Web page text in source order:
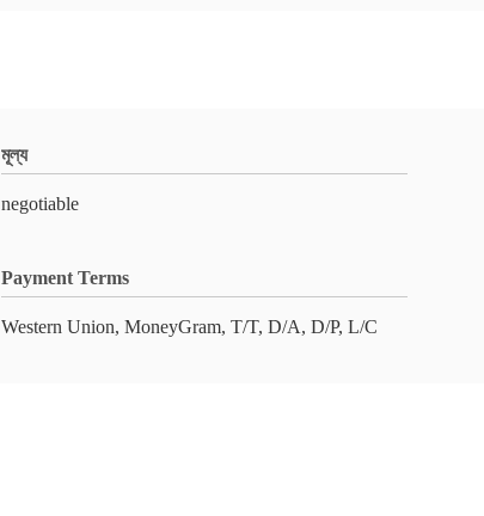
মূল্য
negotiable
Payment Terms
Western Union, MoneyGram, T/T, D/A, D/P, L/C